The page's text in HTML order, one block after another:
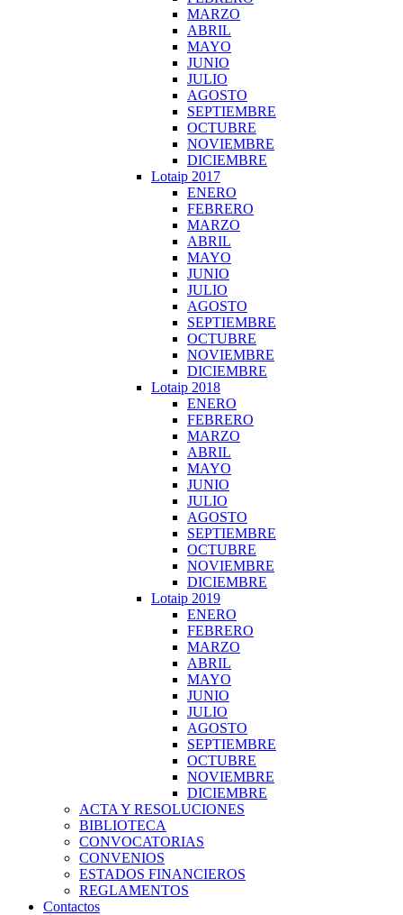
MARZO
ABRIL
MAYO
JUNIO
JULIO
AGOSTO
SEPTIEMBRE
OCTUBRE
NOVIEMBRE
DICIEMBRE
Lotaip 2017
ENERO
FEBRERO
MARZO
ABRIL
MAYO
JUNIO
JULIO
AGOSTO
SEPTIEMBRE
OCTUBRE
NOVIEMBRE
DICIEMBRE
Lotaip 2018
ENERO
FEBRERO
MARZO
ABRIL
MAYO
JUNIO
JULIO
AGOSTO
SEPTIEMBRE
OCTUBRE
NOVIEMBRE
DICIEMBRE
Lotaip 2019
ENERO
FEBRERO
MARZO
ABRIL
MAYO
JUNIO
JULIO
AGOSTO
SEPTIEMBRE
OCTUBRE
NOVIEMBRE
DICIEMBRE
ACTA Y RESOLUCIONES
BIBLIOTECA
CONVOCATORIAS
CONVENIOS
ESTADOS FINANCIEROS
REGLAMENTOS
Contactos